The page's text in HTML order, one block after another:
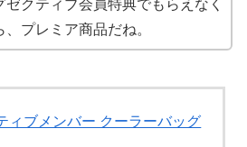
ゼクティブ会員特典でもらえなく
、プレミア商品だね。
ィブメンバー クーラーバッグ